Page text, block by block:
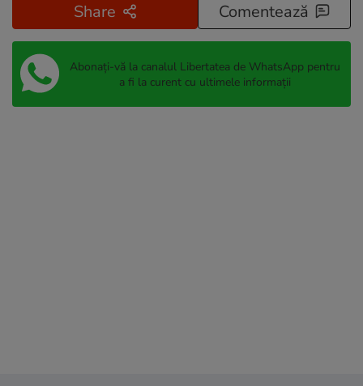
Share Comentează
Abonați-vă la canalul Libertatea de WhatsApp pentru
a fi la curent cu ultimele informații